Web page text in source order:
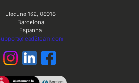
Llacuna 162, 08018
Barcelona
Espanha